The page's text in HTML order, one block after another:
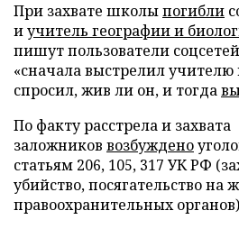
При захвате школыпогибли
иучитель географии и
пишут пользователи
«сначала выстрелил
спросил, жив ли он, и тогда
По факту расстрела и захвата
заложников возбуждено
статьям 206, 105, 317 УК РФ
убийство, посягательство на
правоохранительных